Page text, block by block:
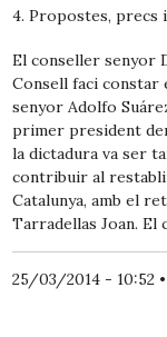
4. Propostes, precs
El conseller senyor
Consell faci constar
senyor Adolfo
primer president
la dictadura va ser
contribuir al
Catalunya, amb el
Tarradellas Joan. El
25/03/2014 - 10:52 •